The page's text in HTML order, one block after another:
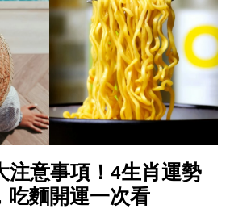
注意事項！4生肖運勢
吃麵開運一次看